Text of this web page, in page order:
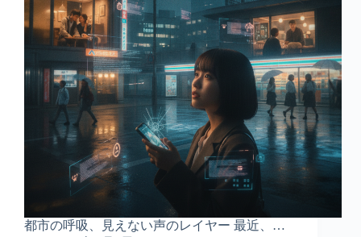
都市の呼吸、見えない声のレイヤー 最近、…